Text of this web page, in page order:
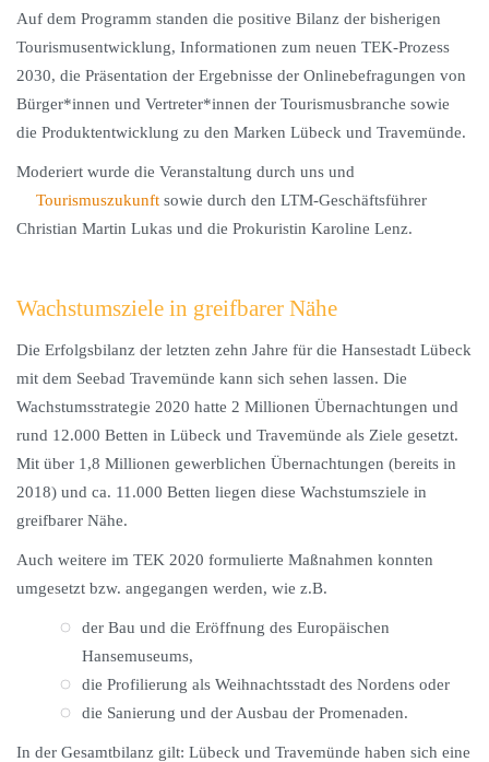
Auf dem Programm standen die positive Bilanz der bisherigen
Tourismusentwicklung, Informationen zum neuen TEK-Prozess
2030, die Präsentation der Ergebnisse der Onlinebefragungen von
Bürger*innen und Vertreter*innen der Tourismusbranche sowie
die Produktentwicklung zu den Marken Lübeck und Travemünde.
Moderiert wurde die Veranstaltung durch uns und
Tourismuszukunft sowie durch den LTM-Geschäftsführer
Christian Martin Lukas und die Prokuristin Karoline Lenz.
Wachstumsziele in greifbarer Nähe
Die Erfolgsbilanz der letzten zehn Jahre für die Hansestadt Lübeck
mit dem Seebad Travemünde kann sich sehen lassen. Die
Wachstumsstrategie 2020 hatte 2 Millionen Übernachtungen und
rund 12.000 Betten in Lübeck und Travemünde als Ziele gesetzt.
Mit über 1,8 Millionen gewerblichen Übernachtungen (bereits in
2018) und ca. 11.000 Betten liegen diese Wachstumsziele in
greifbarer Nähe.
Auch weitere im TEK 2020 formulierte Maßnahmen konnten
umgesetzt bzw. angegangen werden, wie z.B.
der Bau und die Eröffnung des Europäischen
Hansemuseums,
die Profilierung als Weihnachtsstadt des Nordens oder
die Sanierung und der Ausbau der Promenaden.
In der Gesamtbilanz gilt: Lübeck und Travemünde haben sich eine